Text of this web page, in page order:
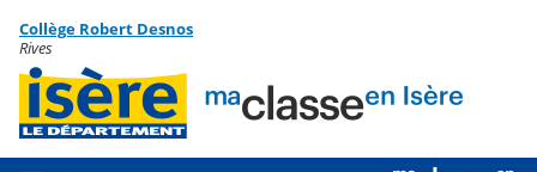
Menu de la rubrique
Contenu
Collège Robert Desnos
Rives